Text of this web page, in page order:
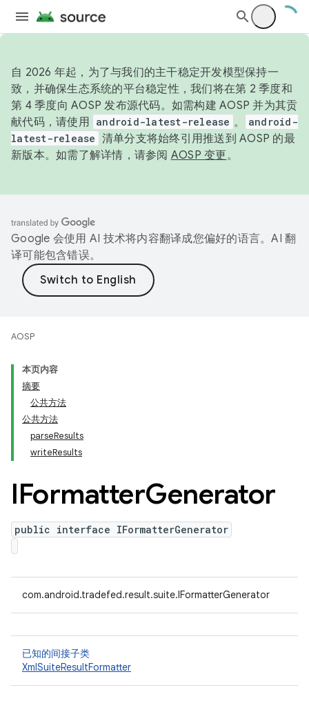
自 2026 年起，为了与我们的主干稳定开发模型保持一
致，并确保生态系统的平台稳定性，我们将在第 2 季度和
第 4 季度向 AOSP 发布源代码。如需构建 AOSP 并为其贡
献代码，请使用 android-latest-release 。
android-
latest-release 清单分支将始终引用推送到 AOSP 的最
新版本。如需了解详情，请参阅 AOSP 变更。
Google 会使用 AI 技术将内容翻译成您偏好的语言。AI 翻
译可能包含错误。
AOSP
本页内容
摘要
公共方法
公共方法
parseResults
writeResults
IFormatterGenerator
public interface IFormatterGenerator
com.android.tradefed.result.suite.IFormatterGenerator
已知的间接子类
XmlSuiteResultFormatter